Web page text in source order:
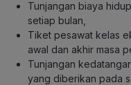
Tunjangan biaya
setiap bulan,
Tiket pesawat kelas
awal dan akhir masa
Tunjangan
yang diberikan pada